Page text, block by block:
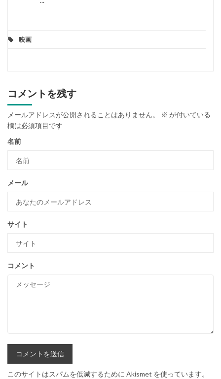
映画
コメントを残す
メールアドレスが公開されることはありません。 ※ が付いている
欄は必須項目です
名前
メール
サイト
コメント
このサイトはスパムを低減するために Akismet を使っています。